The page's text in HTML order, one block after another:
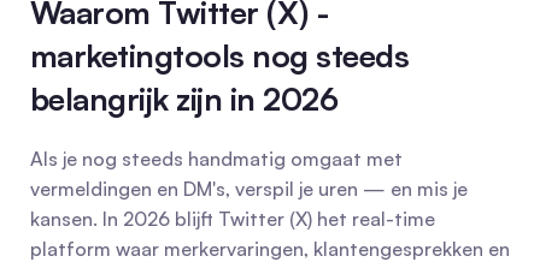
Waarom Twitter (X) -
marketingtools nog steeds
belangrijk zijn in 2026
Als je nog steeds handmatig omgaat met
vermeldingen en DM's, verspil je uren — en mis je
kansen. In 2026 blijft Twitter (X) het real-time
platform waar merkervaringen, klantengesprekken en